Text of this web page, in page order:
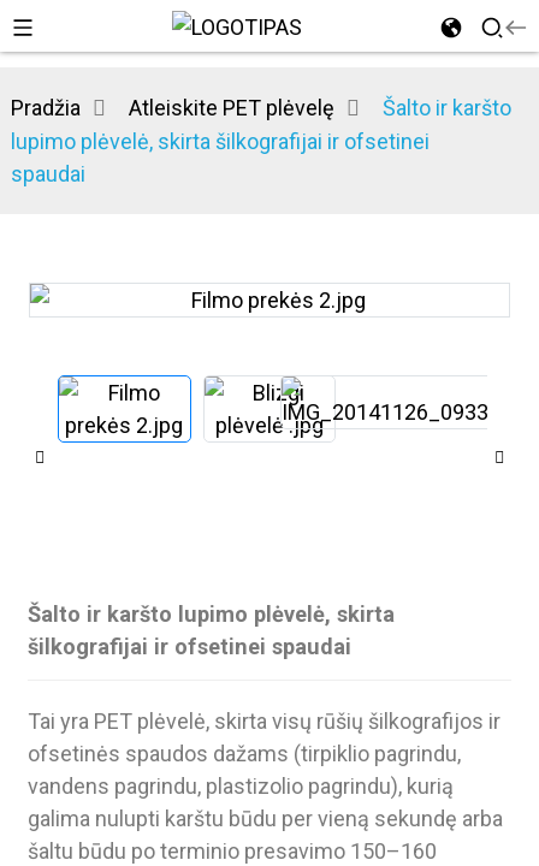
Pradžia Atleiskite PET plėvelę
Šalto ir karšto
lupimo plėvelė, skirta šilkografijai ir ofsetinei
spaudai
Šalto ir karšto lupimo plėvelė, skirta
šilkografijai ir ofsetinei spaudai
Tai yra PET plėvelė, skirta visų rūšių šilkografijos ir
ofsetinės spaudos dažams (tirpiklio pagrindu,
vandens pagrindu, plastizolio pagrindu), kurią
galima nulupti karštu būdu per vieną sekundę arba
šaltu būdu po terminio presavimo 150–160